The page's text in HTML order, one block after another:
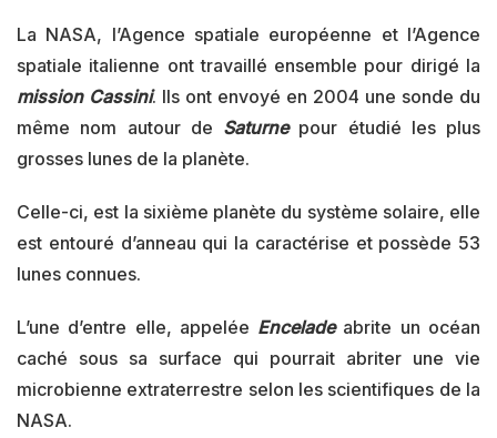
La NASA, l’Agence spatiale européenne et l’Agence
spatiale italienne ont travaillé ensemble pour dirigé la
mission Cassini. Ils ont envoyé en 2004 une sonde du
même nom autour de Saturnepour étudié les plus
grosses lunes de la planète.
Celle-ci, est la sixième planète du système solaire, elle
est entouré d’anneau qui la caractérise et possède 53
lunes connues.
L’une d’entre elle, appelée Enceladeabrite un océan
caché sous sa surface qui pourrait abriter une vie
microbienne extraterrestre selon les scientifiques de la
NASA.